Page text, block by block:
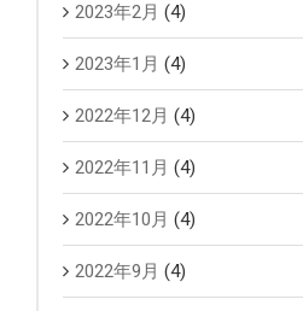
2023年2月 (4)
2023年1月 (4)
2022年12月 (4)
2022年11月 (4)
2022年10月 (4)
2022年9月 (4)